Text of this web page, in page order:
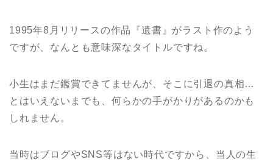
1995年8月リリースの作品『遺書』がラスト作のよう
ですが、なんとも意味深なタイトルですね。
小生はまだ鑑賞できてませんが、そこに引退の真相…
とはいえないまでも、何らかの手がかりがあるのかも
しれません。
当時はブログやSNS等はない時代ですから、当人の生